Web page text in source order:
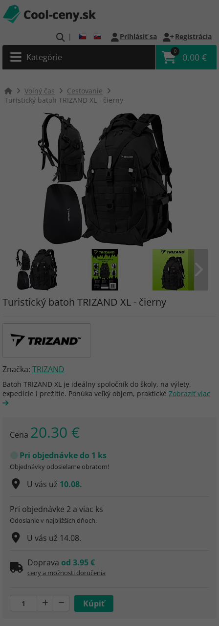
| Prihlásiť sa Registrácia
Kategórie
0
0.00 €
Voľný čas
Cestovanie
Turistický batoh TRIZAND XL - čierny
Turistický batoh TRIZAND XL - čierny
Značka: TRIZAND
Batoh TRIZAND XL je ideálny spoločník do školy, na výlety,
expedície i prežitie. Ponúka veľký objem, praktické Zobraziť viac
Cena 20.30 €
Pri objednávke do 1 ks
Objednávky odosielame obratom!
U vás už 10.08.
Pri objednávke 2 a viac ks
Odoslanie v najbližších dňoch.
U vás už 14.08.
Doprava od 3.95 €
ceny a možnosti doručenia